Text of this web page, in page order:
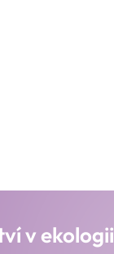
v ekologii